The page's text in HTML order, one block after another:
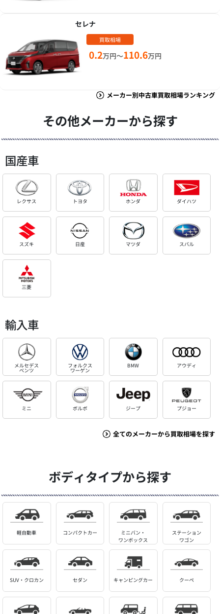
セレナ
買取相場
0.2万円～110.6万円
メーカー別中古車買取相場ランキング
その他メーカーから探す
国産車
レクサス トヨタ ホンダ ダイハツ
スズキ 日産 マツダ スバル
三菱
輸入車
メルセデス
ベンツ
フォルクス
ワーゲン
BMW アウディ
ミニ ボルボ ジープ プジョー
全てのメーカーから買取相場を探す
ボディタイプから探す
軽自動車 コンパクトカー
ミニバン・
ワンボックス
ステーション
ワゴン
SUV・クロカン セダン キャンピングカー クーペ